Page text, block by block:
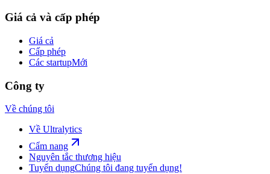
Giá cả và cấp phép
Giá cả
Cấp phép
Các startupMới
Công ty
Về chúng tôi
Về Ultralytics
Cẩm nang
Nguyên tắc thương hiệu
Tuyển dụngChúng tôi đang tuyển dụng!